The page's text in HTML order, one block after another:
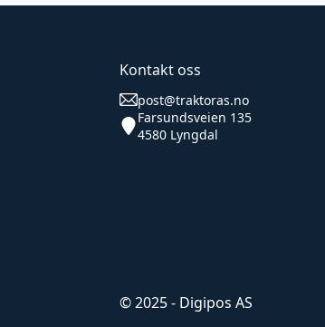
Kontakt oss
post@traktoras.no
Farsundsveien 135
4580 Lyngdal
© 2025 - Digipos AS